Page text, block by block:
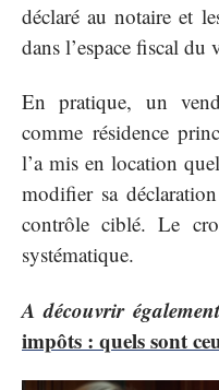
déclaré au notaire et
dans l’espace fiscal du
En pratique, un
comme résidence
l’a mis en location
modifier sa
contrôle ciblé. Le
systématique.
A découvrir
impôts : quels sont